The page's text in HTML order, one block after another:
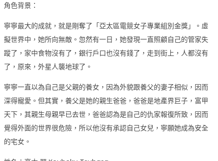
角色背景：
寧寧最大的成就，就是剛奪了「亞太區電競女子專業組別金獎」。虛
擬世界中，她所向無敵。忽然有一日，她發現一直照顧自己的管家失
蹤了，家中食物沒有了，銀行戶口也沒有錢了，走到街上，人都沒有
了，原來，外星人襲地球了。
寧寧一直以為自己是父親的養女，因為外貌跟養父的妻子相似，因而
深得寵愛。但其實，養父是她的親生爸爸，爸爸是地產界巨子，富甲
天下，其親生母親早已去世，爸爸認為是自己的仇家報復所致，因而
覺得外面的世界很危險，所以他沒有承認自己女兒，寧願她成為安全
的宅女。